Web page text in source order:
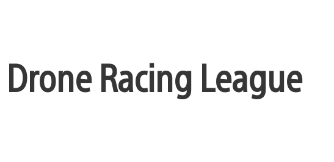
Racing League